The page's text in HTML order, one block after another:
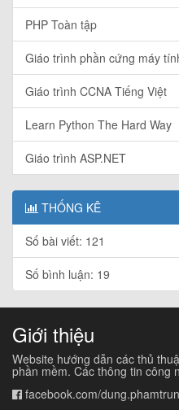
PHP Toàn tập
Giáo trình phần cứng máy
Giáo trình CCNA Tiếng Việt
Learn Python The Hard Way
Giáo trình ASP.NET
THỐNG KÊ
Số bài viết: 121
Số bình luận: 19
Giới thiệu
Website hướng dẫn các thủ
phần mềm. Các thông tin công
facebook.com/